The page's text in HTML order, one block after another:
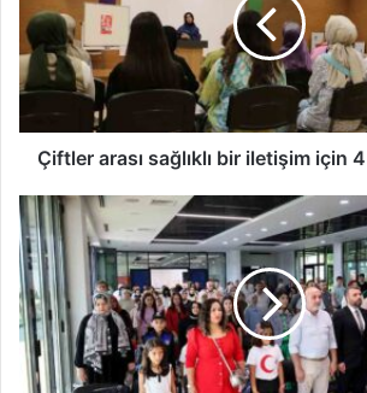
iletişim
için
4
tavsiye
Çiftler arası sağlıklı bir iletişim için
Ay
Yıldızlı
bayraklarla
süslenen
vadiden
anlamlı
mesaj